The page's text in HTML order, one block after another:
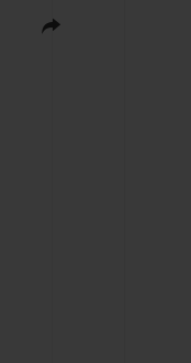
BIG BANG